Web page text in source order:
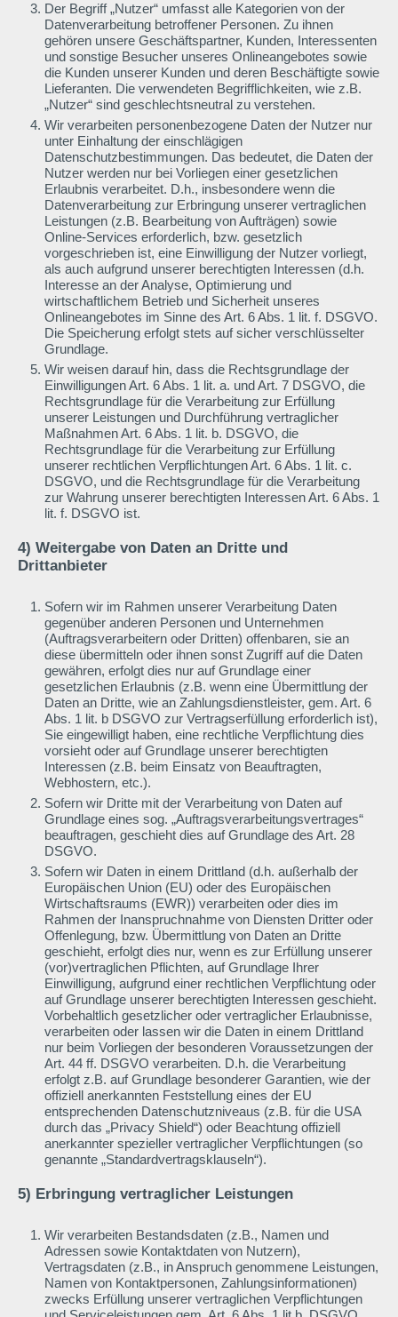
Der Begriff „Nutzer“ umfasst alle Kategorien von der
Datenverarbeitung betroffener Personen. Zu ihnen
gehören unsere Geschäftspartner, Kunden, Interessenten
und sonstige Besucher unseres Onlineangebotes sowie
die Kunden unserer Kunden und deren Beschäftigte sowie
Lieferanten. Die verwendeten Begrifflichkeiten, wie z.B.
„Nutzer“ sind geschlechtsneutral zu verstehen.
Wir verarbeiten personenbezogene Daten der Nutzer nur
unter Einhaltung der einschlägigen
Datenschutzbestimmungen. Das bedeutet, die Daten der
Nutzer werden nur bei Vorliegen einer gesetzlichen
Erlaubnis verarbeitet. D.h., insbesondere wenn die
Datenverarbeitung zur Erbringung unserer vertraglichen
Leistungen (z.B. Bearbeitung von Aufträgen) sowie
Online-Services erforderlich, bzw. gesetzlich
vorgeschrieben ist, eine Einwilligung der Nutzer vorliegt,
als auch aufgrund unserer berechtigten Interessen (d.h.
Interesse an der Analyse, Optimierung und
wirtschaftlichem Betrieb und Sicherheit unseres
Onlineangebotes im Sinne des Art. 6 Abs. 1 lit. f. DSGVO.
Die Speicherung erfolgt stets auf sicher verschlüsselter
Grundlage.
Wir weisen darauf hin, dass die Rechtsgrundlage der
Einwilligungen Art. 6 Abs. 1 lit. a. und Art. 7 DSGVO, die
Rechtsgrundlage für die Verarbeitung zur Erfüllung
unserer Leistungen und Durchführung vertraglicher
Maßnahmen Art. 6 Abs. 1 lit. b. DSGVO, die
Rechtsgrundlage für die Verarbeitung zur Erfüllung
unserer rechtlichen Verpflichtungen Art. 6 Abs. 1 lit. c.
DSGVO, und die Rechtsgrundlage für die Verarbeitung
zur Wahrung unserer berechtigten Interessen Art. 6 Abs. 1
lit. f. DSGVO ist.
4) Weitergabe von Daten an Dritte und
Drittanbieter
Sofern wir im Rahmen unserer Verarbeitung Daten
gegenüber anderen Personen und Unternehmen
(Auftragsverarbeitern oder Dritten) offenbaren, sie an
diese übermitteln oder ihnen sonst Zugriff auf die Daten
gewähren, erfolgt dies nur auf Grundlage einer
gesetzlichen Erlaubnis (z.B. wenn eine Übermittlung der
Daten an Dritte, wie an Zahlungsdienstleister, gem. Art. 6
Abs. 1 lit. b DSGVO zur Vertragserfüllung erforderlich ist),
Sie eingewilligt haben, eine rechtliche Verpflichtung dies
vorsieht oder auf Grundlage unserer berechtigten
Interessen (z.B. beim Einsatz von Beauftragten,
Webhostern, etc.).
Sofern wir Dritte mit der Verarbeitung von Daten auf
Grundlage eines sog. „Auftragsverarbeitungsvertrages“
beauftragen, geschieht dies auf Grundlage des Art. 28
DSGVO.
Sofern wir Daten in einem Drittland (d.h. außerhalb der
Europäischen Union (EU) oder des Europäischen
Wirtschaftsraums (EWR)) verarbeiten oder dies im
Rahmen der Inanspruchnahme von Diensten Dritter oder
Offenlegung, bzw. Übermittlung von Daten an Dritte
geschieht, erfolgt dies nur, wenn es zur Erfüllung unserer
(vor)vertraglichen Pflichten, auf Grundlage Ihrer
Einwilligung, aufgrund einer rechtlichen Verpflichtung oder
auf Grundlage unserer berechtigten Interessen geschieht.
Vorbehaltlich gesetzlicher oder vertraglicher Erlaubnisse,
verarbeiten oder lassen wir die Daten in einem Drittland
nur beim Vorliegen der besonderen Voraussetzungen der
Art. 44 ff. DSGVO verarbeiten. D.h. die Verarbeitung
erfolgt z.B. auf Grundlage besonderer Garantien, wie der
offiziell anerkannten Feststellung eines der EU
entsprechenden Datenschutzniveaus (z.B. für die USA
durch das „Privacy Shield“) oder Beachtung offiziell
anerkannter spezieller vertraglicher Verpflichtungen (so
genannte „Standardvertragsklauseln“).
5) Erbringung vertraglicher Leistungen
Wir verarbeiten Bestandsdaten (z.B., Namen und
Adressen sowie Kontaktdaten von Nutzern),
Vertragsdaten (z.B., in Anspruch genommene Leistungen,
Namen von Kontaktpersonen, Zahlungsinformationen)
zwecks Erfüllung unserer vertraglichen Verpflichtungen